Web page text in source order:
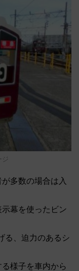
ジ
多数の場合は入
幕を使ったビン
る、迫力のあるシ
様子を車内から